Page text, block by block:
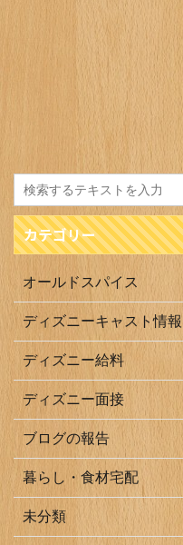
カテゴリー
オールドスパイス
ディズニーキャスト情報
ディズニー給料
ディズニー面接
ブログの報告
暮らし・食材宅配
未分類